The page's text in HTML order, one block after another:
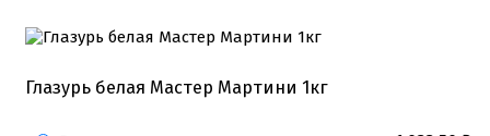
Глазурь белая Мастер Мартини 1кг